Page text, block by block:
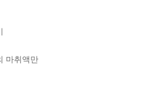
마취액만